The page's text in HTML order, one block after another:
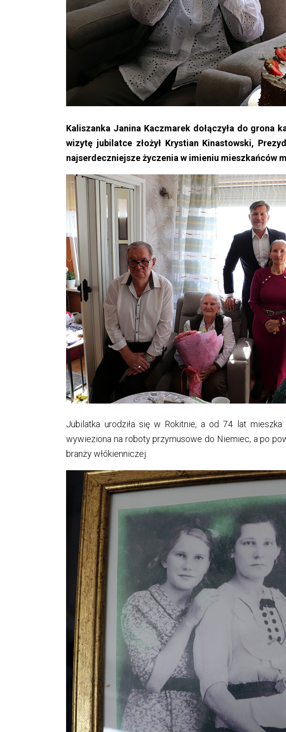
Kaliszanka Janina Kaczmarek dołączyła do grona
wizytę jubilatce złożył Krystian Kinastowski,
najserdeczniejsze życzenia w imieniu mieszkańców
Jubilatka urodziła się w Rokitnie, a od 74 lat mieszka
wywieziona na roboty przymusowe do Niemiec, a po
branży włókienniczej.